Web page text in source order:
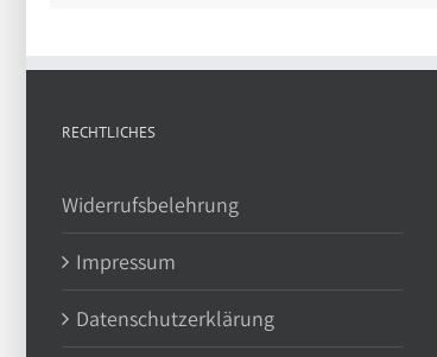
RECHTLICHES
Widerrufsbelehrung
Impressum
Datenschutzerklärung